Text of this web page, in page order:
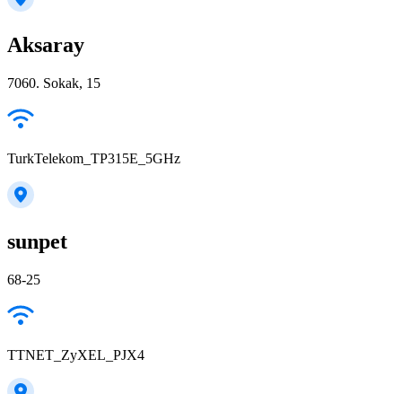
Aksaray
7060. Sokak, 15
TurkTelekom_TP315E_5GHz
sunpet
68-25
TTNET_ZyXEL_PJX4